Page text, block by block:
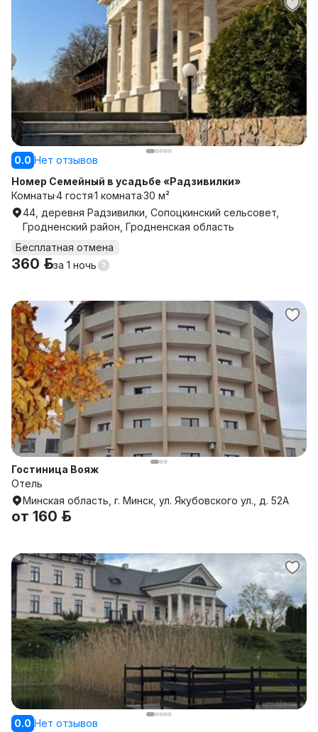
0.0 Нет отзывов
Номер Семейный в усадьбе «Радзивилки»
Комнаты4 гостя1 комната30 м²
44, деревня Радзивилки, Сопоцкинский сельсовет,
Гродненский район, Гродненская область
Бесплатная отмена
360 р.за 1 ночь
Гостиница Вояж
Отель
Минская область, г. Минск, ул. Якубовского ул., д. 52А
от 160 р.
0.0 Нет отзывов